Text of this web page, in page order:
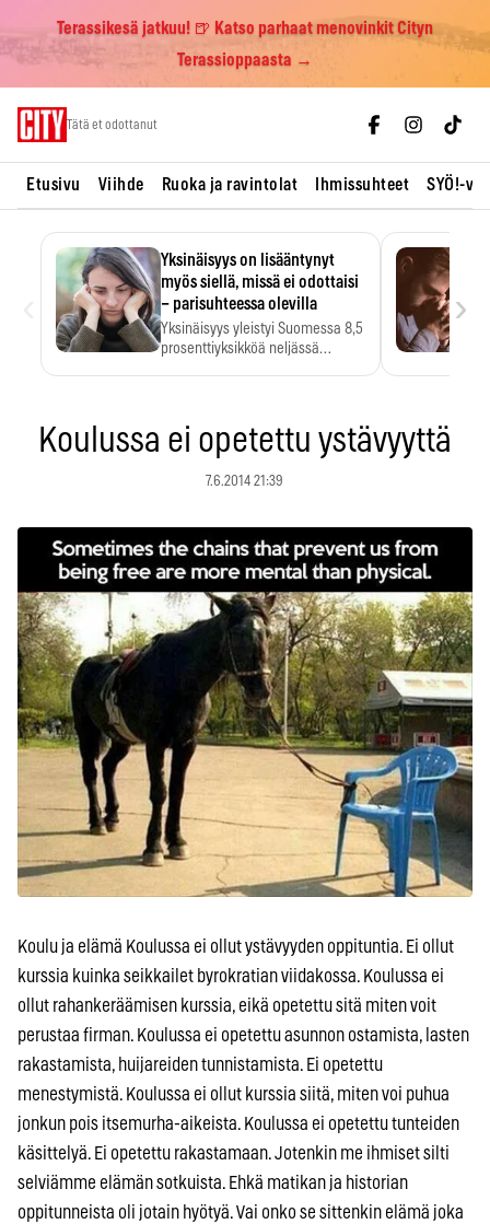
Terassikesä jatkuu! 🍺 Katso parhaat menovinkit Cityn
Terassioppaasta →
Tätä et odottanut
Etusivu Viihde Ruoka ja ravintolat Ihmissuhteet SYÖ!-
Yksinäisyys on lisääntynyt
myös siellä, missä ei odottaisi
– parisuhteessa olevilla
Yksinäisyys yleistyi Suomessa 8,5
prosenttiyksikköä neljässä
›
Koulussa ei opetettu ystävyyttä
7.6.2014 21:39
Koulu ja elämä Koulussa ei ollut ystävyyden oppituntia. Ei ollut
kurssia kuinka seikkailet byrokratian viidakossa. Koulussa ei
ollut rahankeräämisen kurssia, eikä opetettu sitä miten voit
perustaa firman. Koulussa ei opetettu asunnon ostamista, lasten
rakastamista, huijareiden tunnistamista. Ei opetettu
menestymistä. Koulussa ei ollut kurssia siitä, miten voi puhua
jonkun pois itsemurha-aikeista. Koulussa ei opetettu tunteiden
käsittelyä. Ei opetettu rakastamaan. Jotenkin me ihmiset silti
selviämme elämän sotkuista. Ehkä matikan ja historian
oppitunneista oli jotain hyötyä. Vai onko se sittenkin elämä joka